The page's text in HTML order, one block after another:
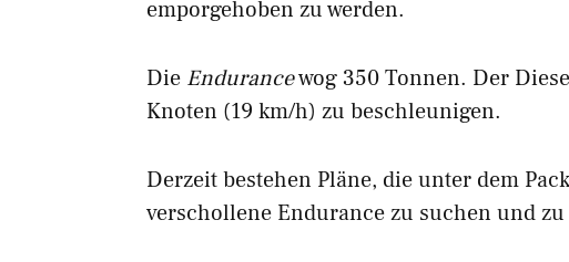
emporgehoben zu werden.
Die Endurancewog 350 Tonnen. Der
Knoten (19 km/h) zu beschleunigen.
Derzeit bestehen Pläne, die unter dem
verschollene Endurance zu suchen und zu